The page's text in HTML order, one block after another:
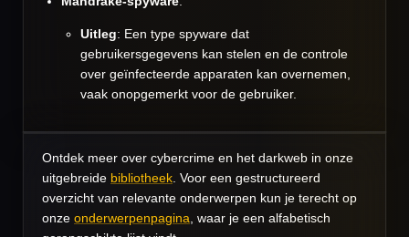
Uitleg: Een type spyware dat
gebruikersgegevens kan stelen en de controle
over geïnfecteerde apparaten kan overnemen,
vaak onopgemerkt voor de gebruiker.
Ontdek meer over cybercrime en het darkweb in onze
uitgebreide bibliotheek . Voor een gestructureerd
overzicht van relevante onderwerpen kun je terecht op
onze onderwerpenpagina , waar je een alfabetisch